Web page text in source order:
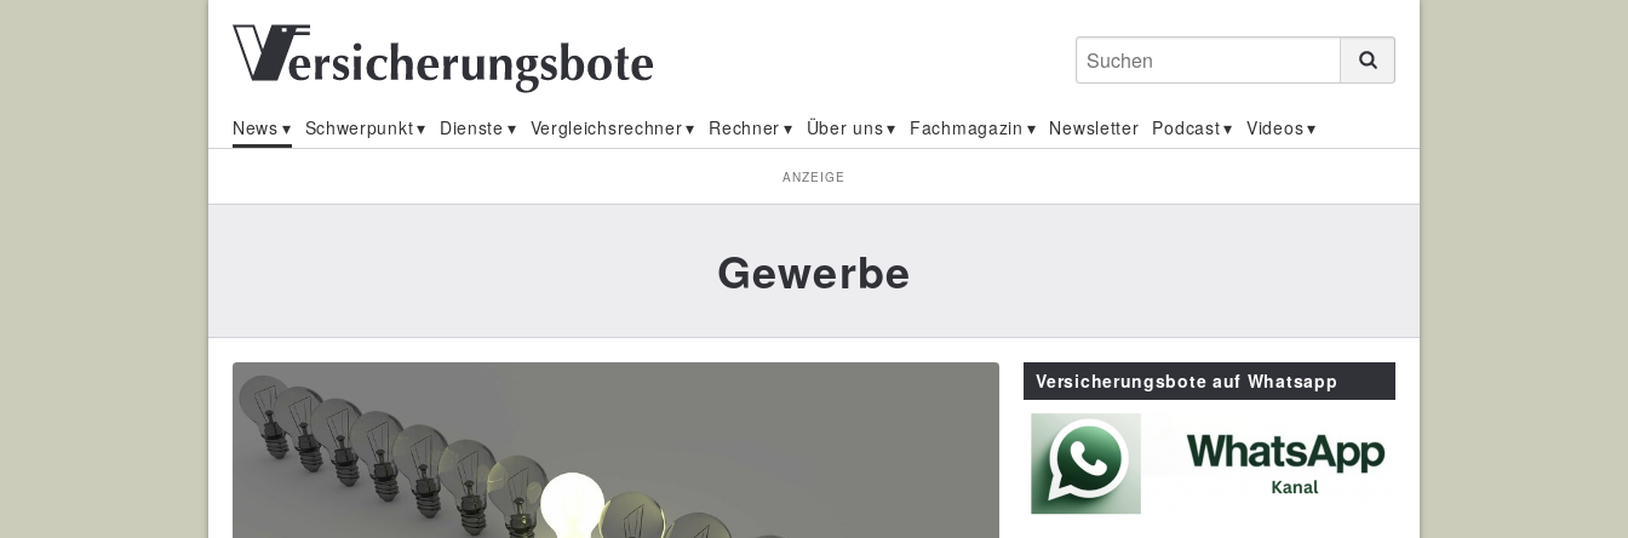
Suchen
News Schwerpunkt Dienste Vergleichsrechner Rechner Über uns Fachmagazin Newsletter Podcast Videos
ANZEIGE
Gewerbe
Versicherungsbote auf Whatsapp